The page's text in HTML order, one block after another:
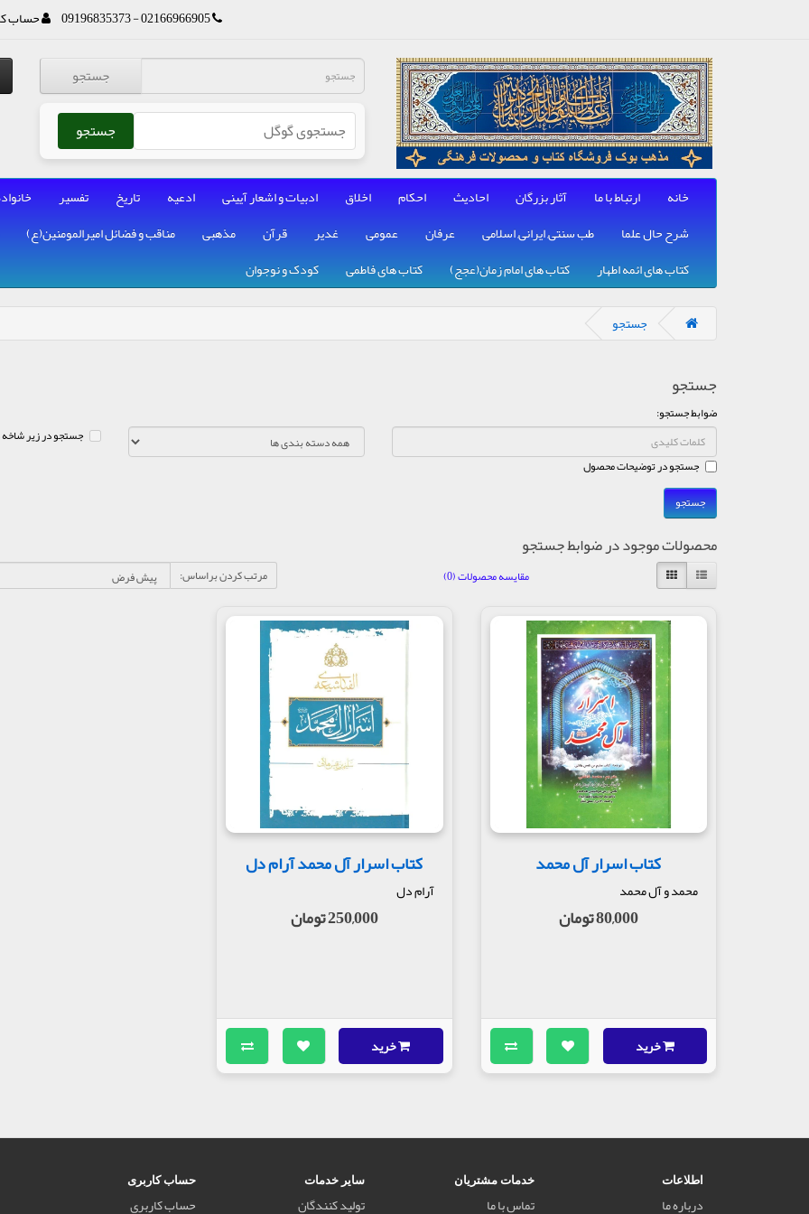
02166966905 - 09196835373 حساب
جستجو
جستجو
خانه ارتباط با ما آثار بزرگان احادیث احکام اخلاق ادبیات و اشعار آیینی ادعیه تاریخ تفسیر
شرح حال علما
طب سنتی, ایرانی, اسلامی عرفان عمومی غدیر قرآن مذهبی مناقب و فضائل امیرالمومنین(ع)
کتاب های ائمه اطهار
کتاب های امام زمان(عجج) کتاب های فاطمی کودک و نوجوان
جستجو
جستجو
ضوابط جستجو:
جستجو در زیر شاخه
جستجو در توضیحات محصول
محصولات موجود در ضوابط جستجو
مقایسه محصولات (0) مرتب کردن براساس:
کتاب اسرار آل محمد
محمد و آل محمد
80,000 تومان
خرید
کتاب اسرار آل محمد آرام دل
آرام دل
250,000 تومان
خرید
اطلاعات
درباره ما
خدمات مشتریان
تماس با ما
سایر خدمات
تولید کنندگان
حساب کاربری
حساب کاربری